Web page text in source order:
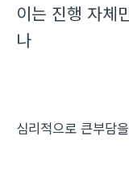
이는 진행 자체
나
심리적으로 큰부담